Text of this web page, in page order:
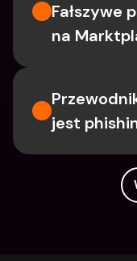
Fałszywe
na
jest